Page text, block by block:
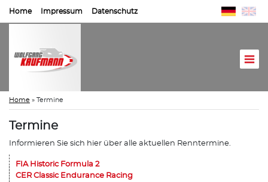
Home Impressum Datenschutz
Home » Termine
Termine
Informieren Sie sich hier über alle aktuellen Renntermine.
FIA Historic Formula 2
CER Classic Endurance Racing